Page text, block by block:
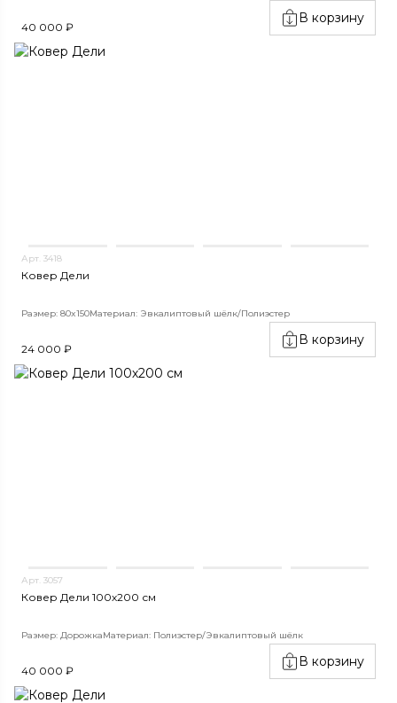
40 000 ₽
В корзину
Арт. 3418
Ковер Дели
Размер: 80x150Материал: Эвкалиптовый шёлк/Полиэстер
24 000 ₽
В корзину
Арт. 3057
Ковер Дели 100х200 см
Размер: ДорожкаМатериал: Полиэстер/Эвкалиптовый шёлк
40 000 ₽
В корзину